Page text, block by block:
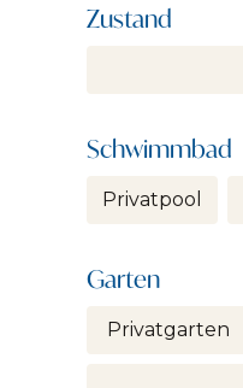
Zustand
Schwimmbad
Privatpool
Garten
Privatgarten